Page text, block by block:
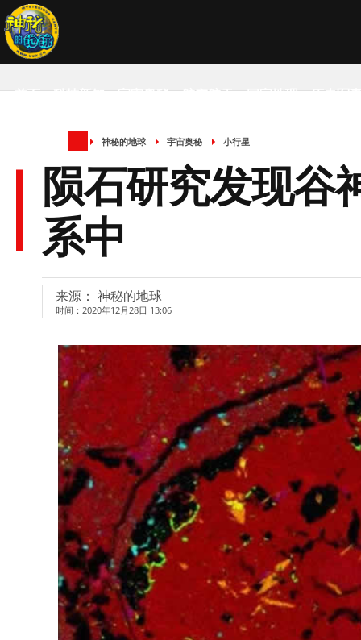
首页 科技新知 宇宙奥秘 航空航天 国家地理 历史军
神秘的地球 宇宙奥秘 小行星
陨石研究发现谷
系中
来源： 神秘的地球
时间：2020年12月28日 13:06